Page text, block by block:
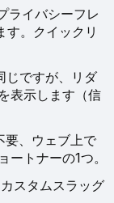
ライバシーフレ
す。クイックリ
じですが、リダ
表示します（信
、ウェブ上で
トナーの1つ。
スタムスラッグ